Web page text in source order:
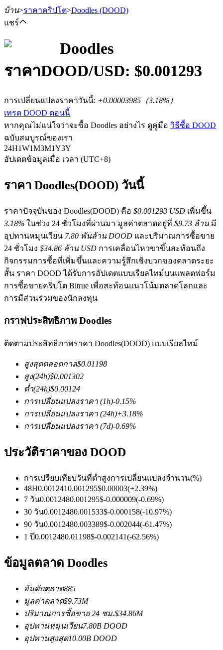
ฟิวเจอร์ส
ฟิวเจอร์ส USDT
ฟิวเจอร์สสกุลเงินดิจิทัล
TradFi
อนุพันธ์ของหุ้น ฟอเร็กซ์ โลหะมีค่า และสินค้าโภคภัณฑ์
ฟิวเจอร์ส USDC
ฟิวเจอร์สที่ใช้ USDC เป็นหลักประกัน
คัดลอกการซื้อขาย
เข้าร่วมกับเทรดเดอร์ชั้นนำ
บ้าน>ราคาคริปโต>Doodles (DOOD)
แชร์
Doodles
ราคาDOOD/USD: $0.001293
การเปลี่ยนแปลงราคาวันนี้: +0.00003985 （3.18%）
เทรด DOOD ตอนนี้
หากคุณไม่แน่ใจว่าจะซื้อ Doodles อย่างไร ดูคู่มือ วิธีซื้อ DOOD
ฉบับสมบูรณ์ของเรา
24H1W1M3M1Y3Y
อัปเดตข้อมูลเมื่อ เวลา (UTC+8)
ราคา Doodles(DOOD) วันนี้
ราคาปัจจุบันของ Doodles(DOOD) คือ $0.001293 USD เพิ่มขึ้น
3.18% ในช่วง 24 ชั่วโมงที่ผ่านมา มูลค่าตลาดอยู่ที่ $9.73 ล้าน มี
อุปทานหมุนเวียน 7.80 พันล้าน DOOD และปริมาณการซื้อขาย
24 ชั่วโมง $34.86 ล้าน USD การเคลื่อนไหวขาขึ้นสะท้อนถึง
กิจกรรมการซื้อที่เพิ่มขึ้นและความรู้สึกเชิงบวกของตลาดระยะ
สั้น ราคา DOOD ได้รับการอัปเดตแบบเรียลไทม์บนแพลตฟอร์ม
การซื้อขายคริปโต Bitrue เพื่อสะท้อนแนวโน้มตลาดโลกและ
การมีส่วนร่วมของนักลงทุน
กราฟประสิทธิภาพ Doodles
ติดตามประสิทธิภาพราคา Doodles(DOOD) แบบเรียลไทม์
สูงสุดตลอดกาล$0.01198
สูง(24h)$0.001302
ต่ำ(24h)$0.00124
การเปลี่ยนแปลงราคา (1h)-0.15%
การเปลี่ยนแปลงราคา (24h)+3.18%
การเปลี่ยนแปลงราคา (7d)-0.69%
ประวัติราคาของ DOOD
การเปรียบเทียบวันที่ต่ำสูงการเปลี่ยนแปลงจำนวน(%)
48H0.0012410.001295$0.00003(+2.39%)
7 วัน0.0012480.001295$-0.000009(-0.69%)
30 วัน0.0012480.001533$-0.000158(-10.97%)
90 วัน0.0012480.003389$-0.002044(-61.47%)
1 ปี0.0012480.01198$-0.002141(-62.56%)
ข้อมูลตลาด Doodles
อันดับตลาด885
มูลค่าตลาด$9.73M
ปริมาณการซื้อขาย 24 ชม.$34.86M
อุปทานหมุนเวียน7.80B DOOD
อุปทานสูงสุด10.00B DOOD